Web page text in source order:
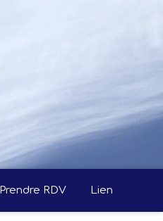
Prendre RDV Lien